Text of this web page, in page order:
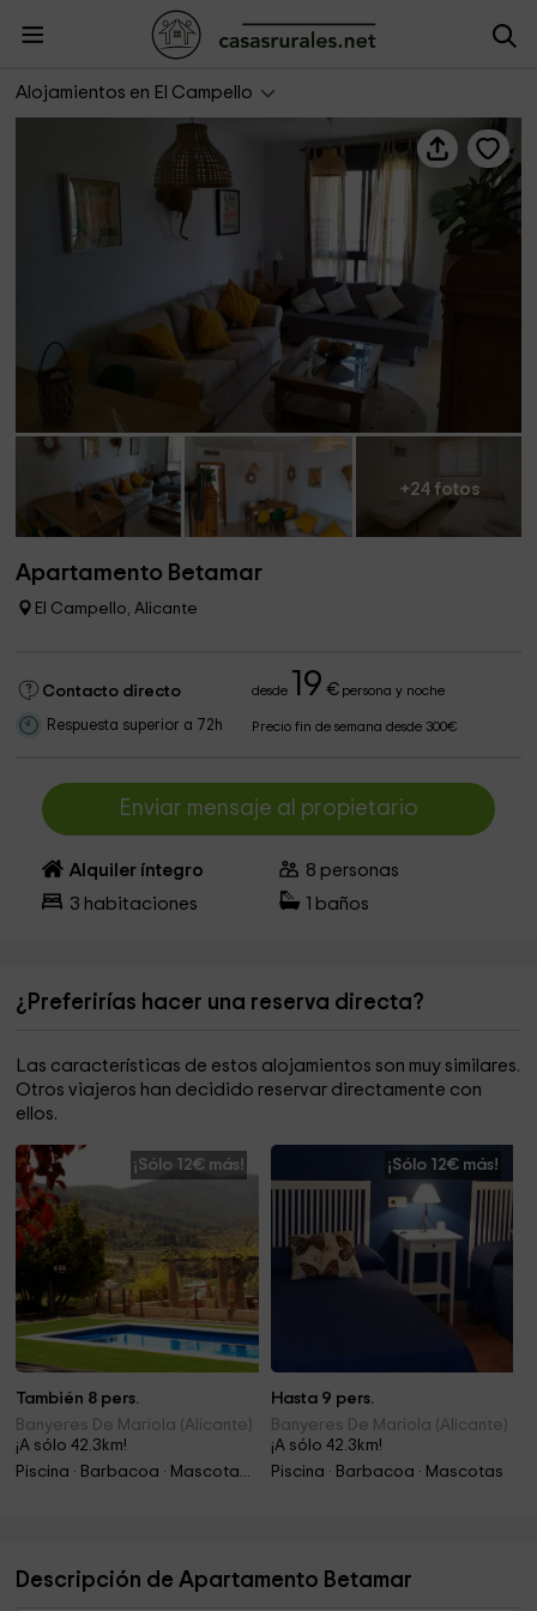
Alojamientos en El Campello
Apartamento Betamar
+24 fotos
Apartamento Betamar
El Campello, Alicante
Contacto directo desde 19 €persona y noche
Respuesta superior a 72h Precio fin de semana desde 300€
Enviar mensaje al propietario
Alquiler íntegro 8 personas
3 habitaciones baños
¿Preferirías hacer una reserva directa?
Las características de estos alojamientos son muy similares.
Otros viajeros han decidido reservar directamente con
ellos.
¡Sólo 12€ más!
También 8 pers.
Banyeres De Mariola (Alicante)
¡A sólo 42.3km!
Piscina · Barbacoa · Mascotas · Chimenea
¡Sólo 12€ más!
Hasta 9 pers.
Banyeres De Mariola (Alicante)
¡A sólo 42.3km!
Piscina · Barbacoa · Mascotas
Descripción de Apartamento Betamar